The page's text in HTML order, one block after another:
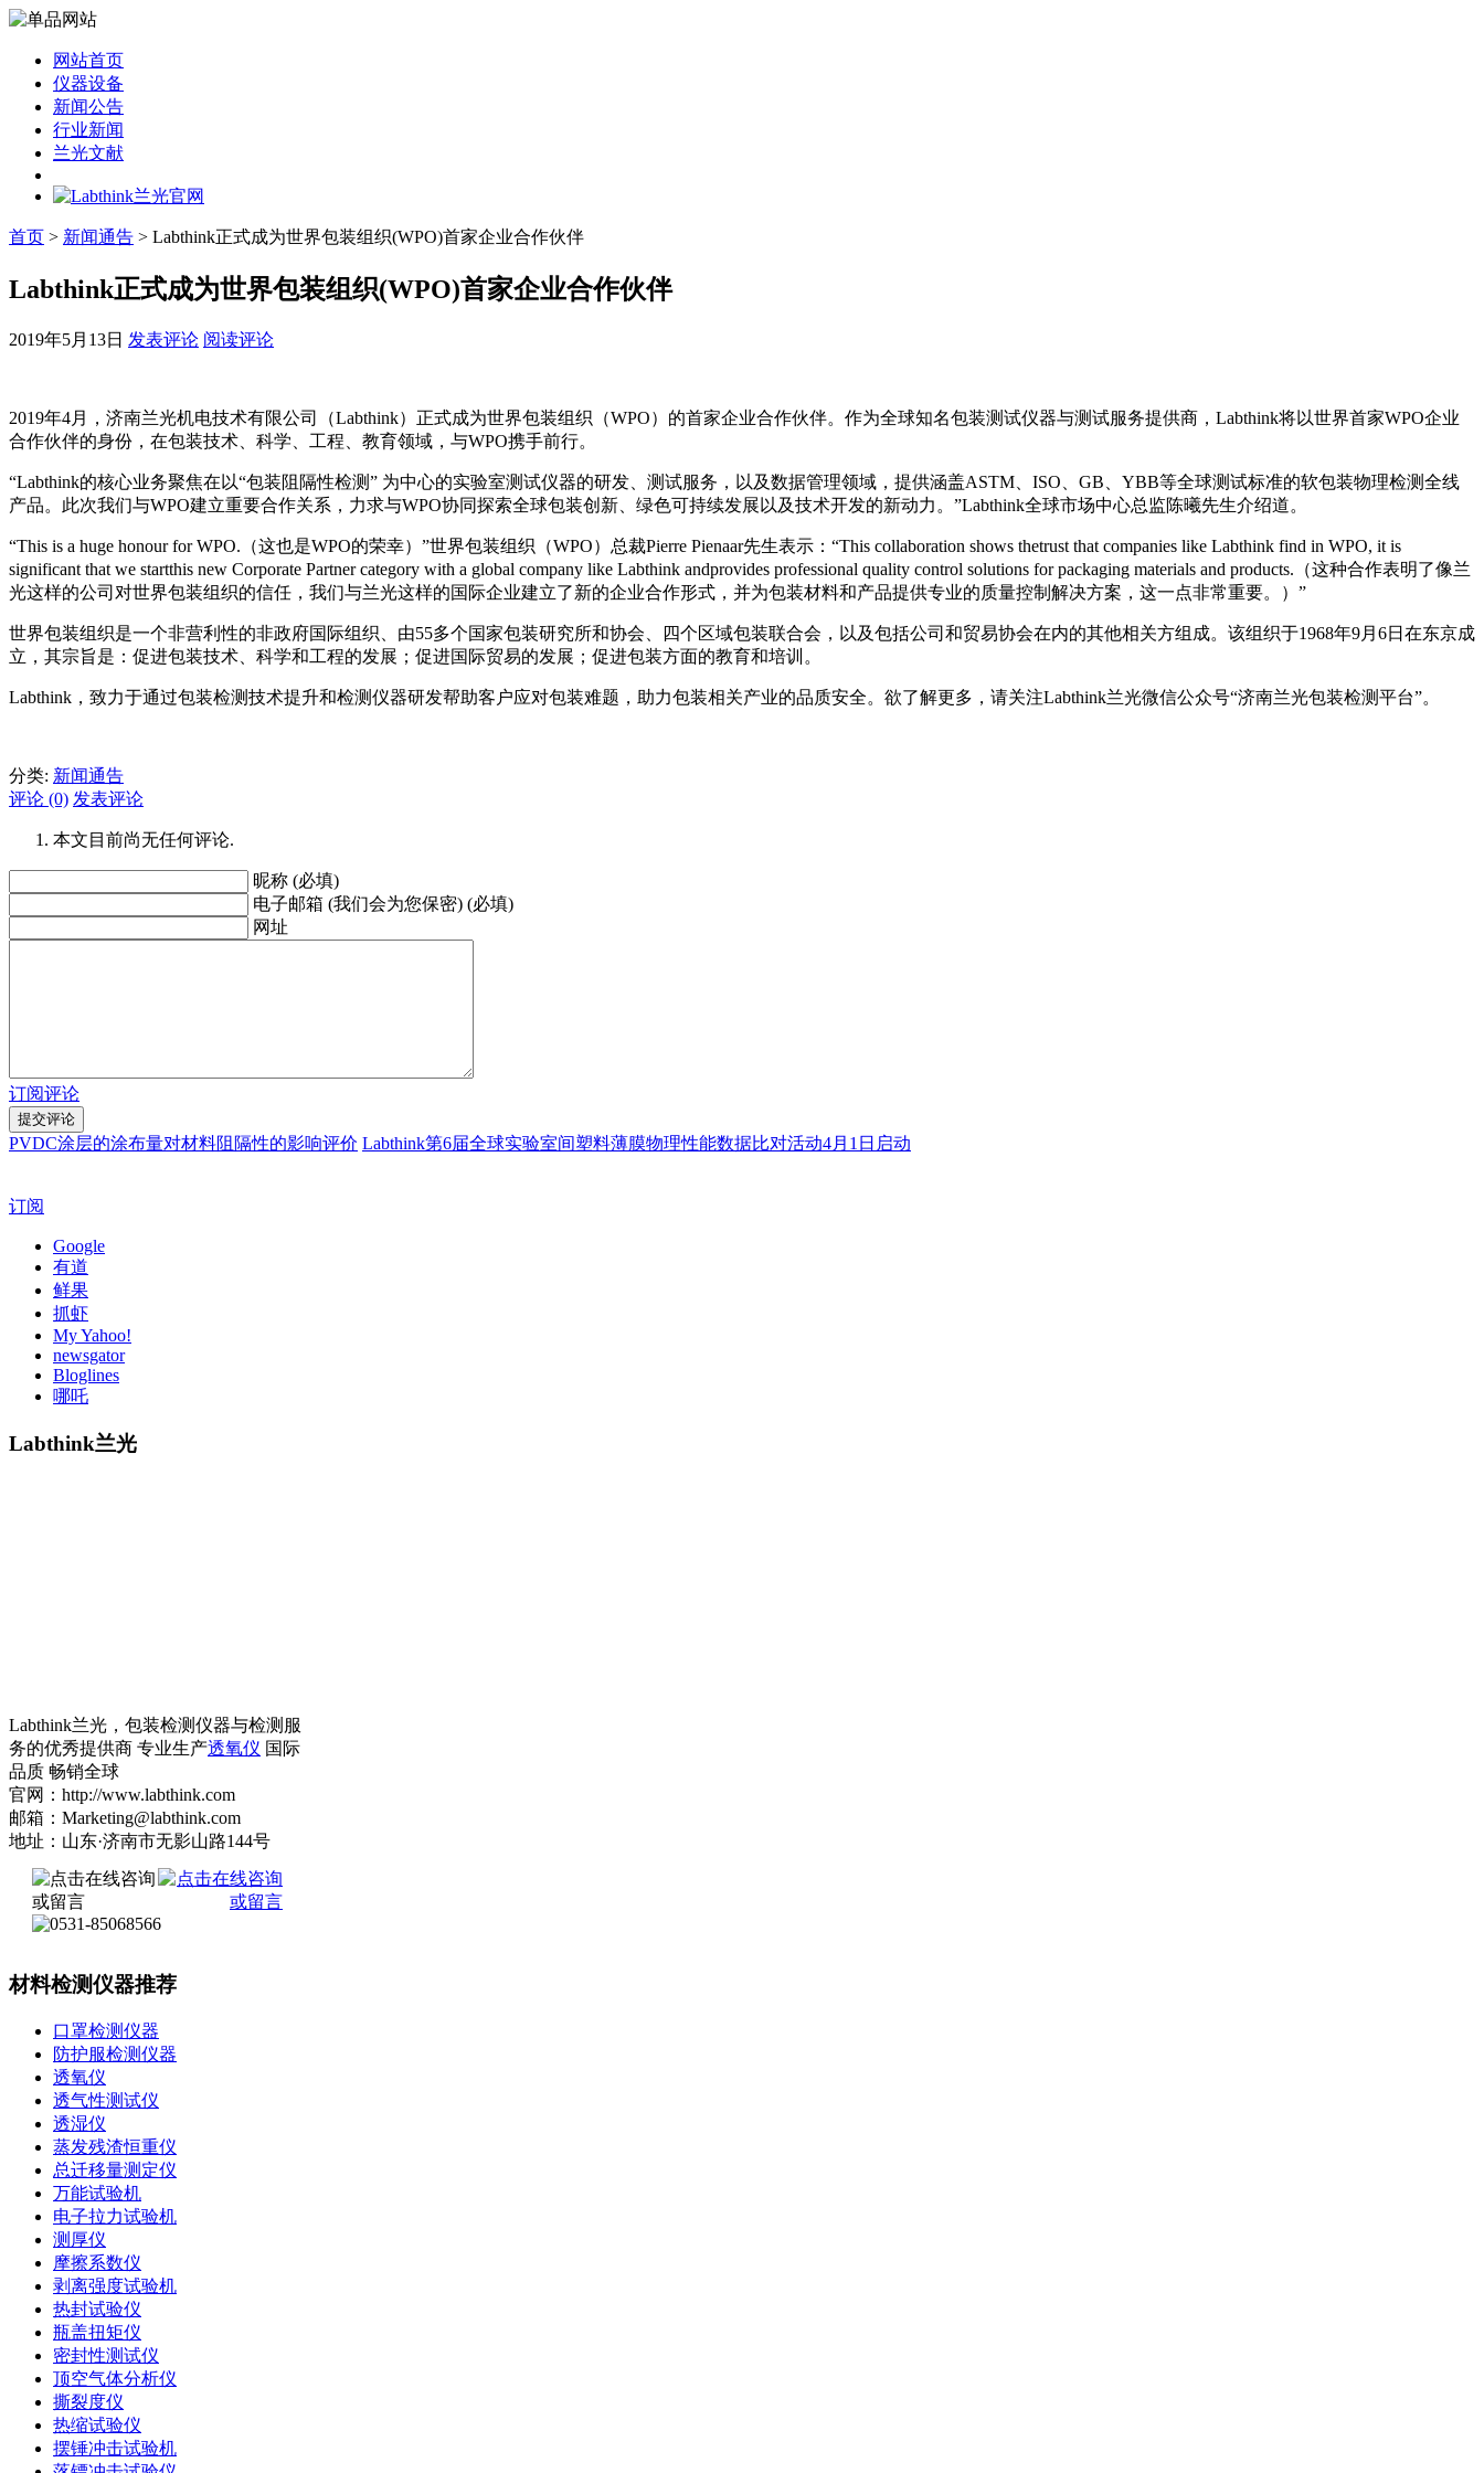
网站首页
仪器设备
新闻公告
行业新闻
兰光文献
首页 > 新闻通告 > Labthink正式成为世界包装组织(WPO)首家企业合作伙伴
Labthink正式成为世界包装组织(WPO)首家企业合作伙伴
2019年5月13日 发表评论 阅读评论
2019年4月，济南兰光机电技术有限公司（Labthink）正式成为世界包装组织（WPO）的首家企业合作伙伴。作为全球知名包装测试仪器与测试服务提供商，Labthink将以世界首家WPO企业
合作伙伴的身份，在包装技术、科学、工程、教育领域，与WPO携手前行。
“Labthink的核心业务聚焦在以“包装阻隔性检测” 为中心的实验室测试仪器的研发、测试服务，以及数据管理领域，提供涵盖ASTM、ISO、GB、YBB等全球测试标准的软包装物理检测全线
产品。此次我们与WPO建立重要合作关系，力求与WPO协同探索全球包装创新、绿色可持续发展以及技术开发的新动力。”Labthink全球市场中心总监陈曦先生介绍道。
“This is a huge honour for WPO.（这也是WPO的荣幸）”世界包装组织（WPO）总裁Pierre Pienaar先生表示：“This collaboration shows thetrust that companies like Labthink find in WPO, it is
significant that we startthis new Corporate Partner category with a global company like Labthink andprovides professional quality control solutions for packaging materials and products.（这种合作表明了像兰
光这样的公司对世界包装组织的信任，我们与兰光这样的国际企业建立了新的企业合作形式，并为包装材料和产品提供专业的质量控制解决方案，这一点非常重要。）”
世界包装组织是一个非营利性的非政府国际组织、由55多个国家包装研究所和协会、四个区域包装联合会，以及包括公司和贸易协会在内的其他相关方组成。该组织于1968年9月6日在东京成
立，其宗旨是：促进包装技术、科学和工程的发展；促进国际贸易的发展；促进包装方面的教育和培训。
Labthink，致力于通过包装检测技术提升和检测仪器研发帮助客户应对包装难题，助力包装相关产业的品质安全。欲了解更多，请关注Labthink兰光微信公众号“济南兰光包装检测平台”。
分类: 新闻通告
评论 (0) 发表评论
本文目前尚无任何评论.
昵称 (必填)
电子邮箱 (我们会为您保密) (必填)
网址
订阅评论
PVDC涂层的涂布量对材料阻隔性的影响评价 Labthink第6届全球实验室间塑料薄膜物理性能数据比对活动4月1日启动
订阅
Google
有道
鲜果
抓虾
My Yahoo!
newsgator
Bloglines
哪吒
Labthink兰光
Labthink兰光，包装检测仪器与检测服
务的优秀提供商 专业生产透氧仪 国际
品质 畅销全球
官网：http://www.labthink.com
邮箱：Marketing@labthink.com
地址：山东·济南市无影山路144号
材料检测仪器推荐
口罩检测仪器
防护服检测仪器
透氧仪
透气性测试仪
透湿仪
蒸发残渣恒重仪
总迁移量测定仪
万能试验机
电子拉力试验机
测厚仪
摩擦系数仪
剥离强度试验机
热封试验仪
瓶盖扭矩仪
密封性测试仪
顶空气体分析仪
撕裂度仪
热缩试验仪
摆锤冲击试验机